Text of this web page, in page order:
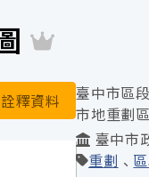
釋資料
臺中市區
市地重劃
臺中市
重劃